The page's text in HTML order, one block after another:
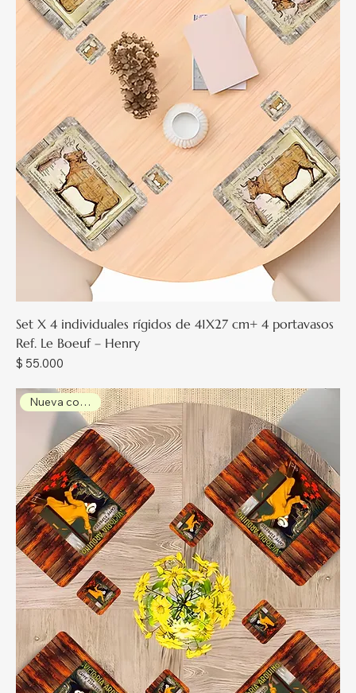
Set X 4 individuales rígidos de 41X27 cm+ 4 portavasos
Ref. Le Boeuf – Henry
Precio
$ 55.000
Nueva colección